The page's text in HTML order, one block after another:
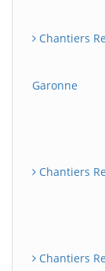
Chantiers
Garonne
Chantiers
Chantiers